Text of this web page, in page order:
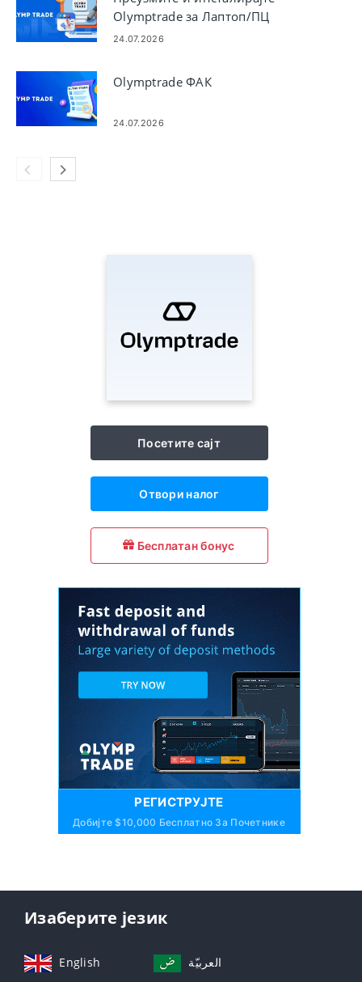
Olymptrade за Лаптоп/ПЦ
(Виндовс, мацОС)
24.07.2026
Olymptrade ФАК
24.07.2026
Посетите сајт
Отвори налог
Бесплатан бонус
РЕГИСТРУЈТЕ
Добијте $10,000 Бесплатно За Почетнике
Изаберите језик
English العربيّة